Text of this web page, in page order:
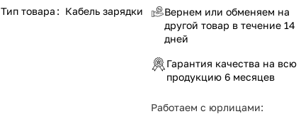
Тип товара : Кабель зарядки
Вернем или обменяем на
другой товар в течение 14
дней
Гарантия качества на всю
продукцию 6 месяцев
Работаем с юрлицами: